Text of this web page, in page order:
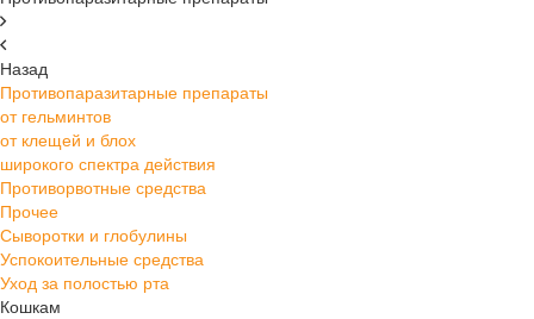
Назад
Противопаразитарные препараты
от гельминтов
от клещей и блох
широкого спектра действия
Противорвотные средства
Прочее
Сыворотки и глобулины
Успокоительные средства
Уход за полостью рта
Кошкам